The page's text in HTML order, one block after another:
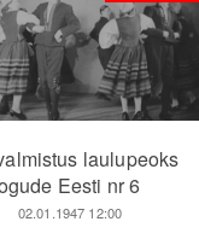
laulupeoks
Eesti nr 6
02.01.1947 12:00